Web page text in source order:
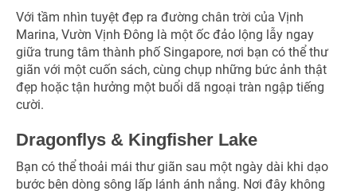
Với tầm nhìn tuyệt đẹp ra đường chân trời của Vịnh
Marina, Vườn Vịnh Đông là một ốc đảo lộng lẫy ngay
giữa trung tâm thành phố Singapore, nơi bạn có thể thư
giãn với một cuốn sách, cùng chụp những bức ảnh thật
đẹp hoặc tận hưởng một buổi dã ngoại tràn ngập tiếng
cười.
Dragonflys & Kingfisher Lake
Bạn có thể thoải mái thư giãn sau một ngày dài khi dạo
bước bên dòng sông lấp lánh ánh nắng. Nơi đây không